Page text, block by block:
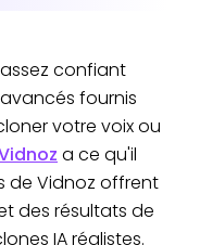
confiant
fournis
votre voix ou
a ce qu'il
de Vidnoz offrent
des résultats de
IA réalistes.